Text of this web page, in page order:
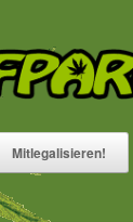
Mitlegalisieren!